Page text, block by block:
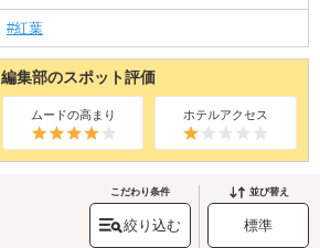
#紅葉
編集部のスポット評価
ムードの高まり ホテルアクセス
こだわり条件
絞り込む
並び替え
標準